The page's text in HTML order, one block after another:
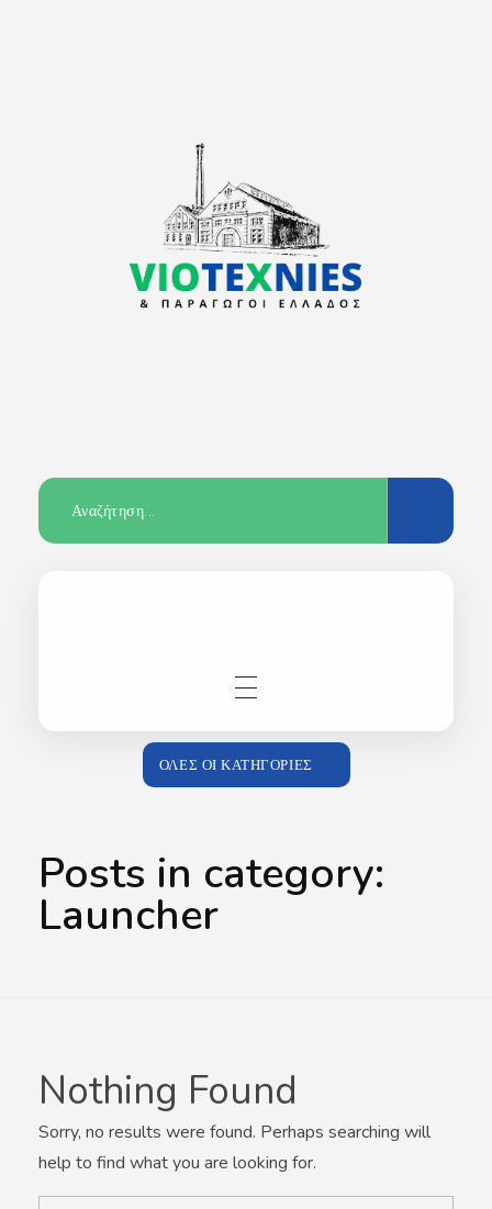
Αρχική
Κατάστημα
Επικοινωνία
ΌΛΕΣ ΟΙ ΚΑΤΗΓΟΡΊΕΣ
Posts in category:
Launcher
Nothing Found
Sorry, no results were found. Perhaps searching will
help to find what you are looking for.